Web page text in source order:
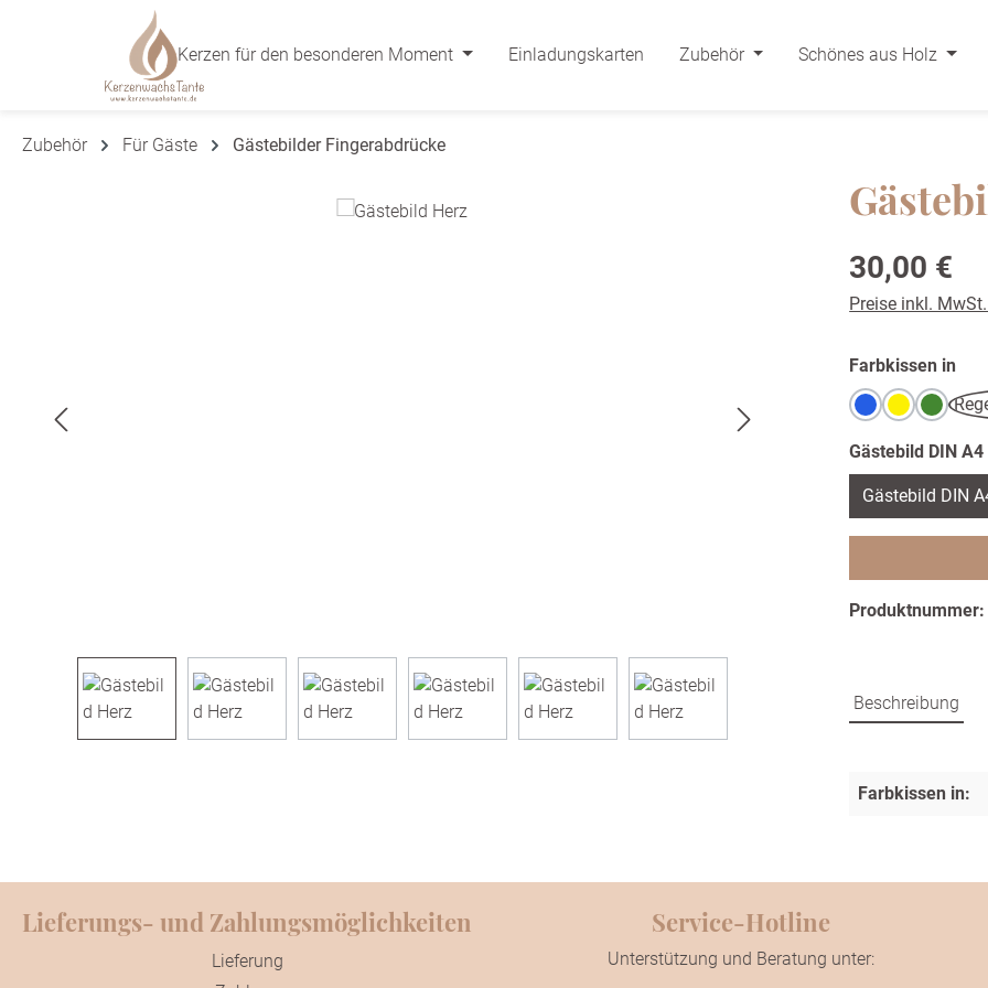
Hauptinhalt springen
Zur Suche springen
Zur Hauptnavigation springen
Kerzen für den besonderen Moment
Einladungskarten Zubehör Schönes aus Holz
Zubehör Für Gäste Gästebilder Fingerabdrücke
Regulärer Preis:
30,00 €
Preise inkl.
Farbkissen in
BlauGelbGrün
Gästebild DIN A4
Gästebild DIN
Beschreibung
Farbkissen in:
Service-Hotline
Unterstützung und Beratung unter:
Lieferungs- und Zahlungsmöglichkeiten
Lieferung